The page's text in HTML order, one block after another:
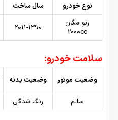
نوع خودرو سال ساخت
رنو مگان
2000cc
2011-1390
سلامت خودرو:
وضعیت موتور وضعیت بدنه
سالم
رنگ شدگی